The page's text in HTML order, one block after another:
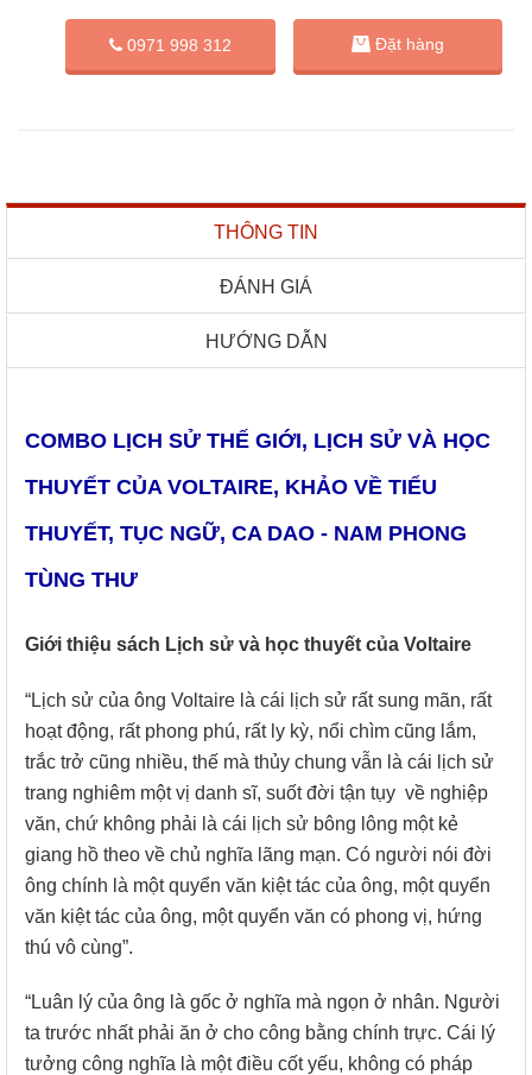
0971 998 312 Đặt hàng
THÔNG TIN
ĐÁNH GIÁ
HƯỚNG DẪN
COMBO LỊCH SỬ THẾ GIỚI, LỊCH SỬ VÀ HỌC
THUYẾT CỦA VOLTAIRE, KHẢO VỀ TIỂU
THUYẾT, TỤC NGỮ, CA DAO - NAM PHONG
TÙNG THƯ
Giới thiệu sách Lịch sử và học thuyết của Voltaire
“Lịch sử của ông Voltaire là cái lịch sử rất sung mãn, rất
hoạt động, rất phong phú, rất ly kỳ, nổi chìm cũng lắm,
trắc trở cũng nhiều, thế mà thủy chung vẫn là cái lịch sử
trang nghiêm một vị danh sĩ, suốt đời tận tụy về nghiệp
văn, chứ không phải là cái lịch sử bông lông một kẻ
giang hồ theo về chủ nghĩa lãng mạn. Có người nói đời
ông chính là một quyển văn kiệt tác của ông, một quyển
văn kiệt tác của ông, một quyển văn có phong vị, hứng
thú vô cùng”.
“Luân lý của ông là gốc ở nghĩa mà ngọn ở nhân. Người
ta trước nhất phải ăn ở cho công bằng chính trực. Cái lý
tưởng công nghĩa là một điều cốt yếu, không có pháp